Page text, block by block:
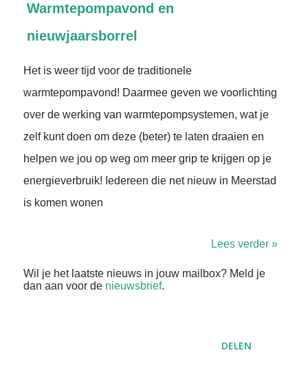
Warmtepompavond en
nieuwjaarsborrel
Het is weer tijd voor de traditionele
warmtepompavond! Daarmee geven we voorlichting
over de werking van warmtepompsystemen, wat je
zelf kunt doen om deze (beter) te laten draaien en
helpen we jou op weg om meer grip te krijgen op je
energieverbruik! Iedereen die net nieuw in Meerstad
is komen wonen
Lees verder »
Wil je het laatste nieuws in jouw mailbox? Meld je
dan aan voor de nieuwsbrief.
DELEN